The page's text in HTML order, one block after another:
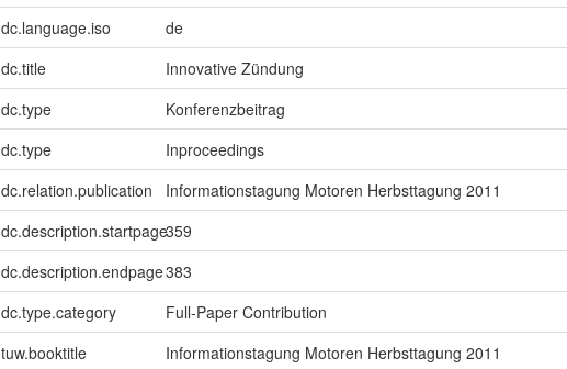
dc.language.iso
de
dc.title
Innovative Zündung
dc.type
Konferenzbeitrag
dc.type
Inproceedings
dc.relation.publication
Informationstagung Motoren Herbsttagung 2011
dc.description.startpage359
dc.description.endpage383
dc.type.category
Full-Paper Contribution
tuw.booktitle
Informationstagung Motoren Herbsttagung 2011